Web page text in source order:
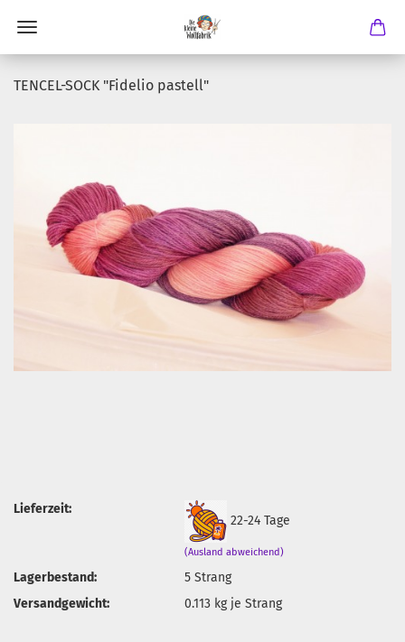
TENCEL-SOCK "Fidelio pastell"
Lieferzeit:
22-24 Tage
(Ausland abweichend)
Lagerbestand: 5Strang
Versandgewicht:
0.113 kg je Strang